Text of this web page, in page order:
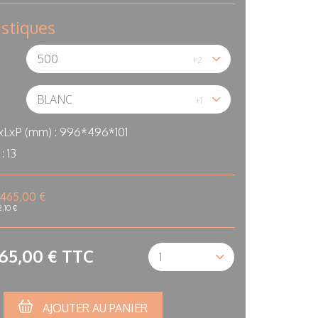
(mm) : 996*496*101
13
465,00 €
€
€ TTC Qté
AJOUTER AU PANIER